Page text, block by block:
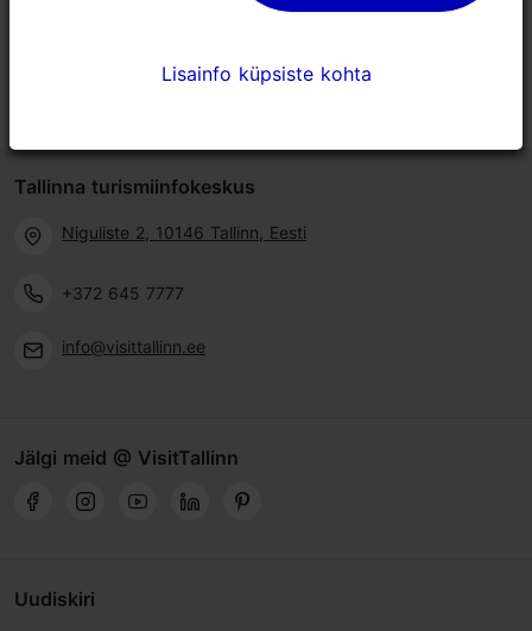
Tallinna turismiinfokeskus
Niguliste 2, 10146 Tallinn, Eesti
+372 645 7777
info@visittallinn.ee
Jälgi meid @ VisitTallinn
Uudiskiri
Lisainfo küpsiste kohta
Lisainfo küpsiste kohta